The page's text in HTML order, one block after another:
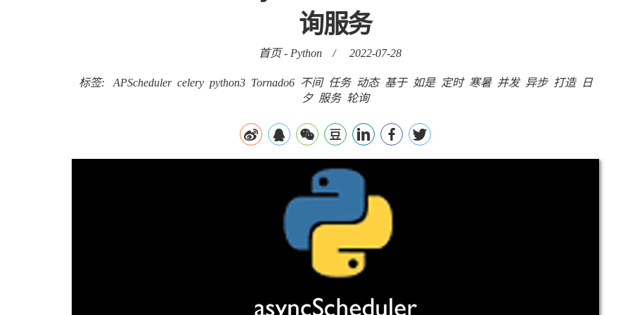
询服务
首页- Python / 2022-07-28
标签: APScheduler celery python3 Tornado6 不间 任务 动态 基于 如是 定时 寒暑 并发 异步 打造
日
夕 服务 轮询